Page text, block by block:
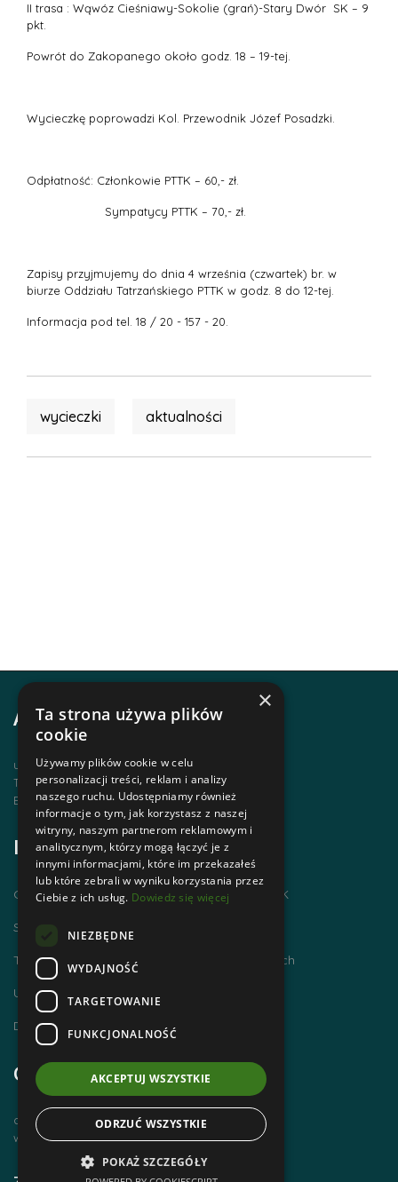
II trasa : Wąwóz Cieśniawy-Sokolie (grań)-Stary Dwór SK – 9
pkt.
Powrót do Zakopanego około godz. 18 – 19-tej.
Wycieczkę poprowadzi Kol. Przewodnik Józef Posadzki.
Odpłatność: Członkowie PTTK – 60,- zł.
Sympatycy PTTK – 70,- zł.
Zapisy przyjmujemy do dnia 4 września (czwartek) br. w
biurze Oddziału Tatrzańskiego PTTK w godz. 8 do 12-tej.
Informacja pod tel. 18 / 20 - 157 - 20.
wycieczki aktualności
Adres i kontakt
ul. Krupówki 12, 34-500 Zakopane
Telefon | +48 1820 630 12
Email | biuro@zakopanepttk.pl
Informacje
Chodzimy po górach i zdobywamy GOT PTTK
Szlaki Tatr Polskich
Tatrzańskie Centrum Szlaków Transgranicznych
Ubezpieczenie NNW dla członków PTTK
Dworzec Tatrzański
Godziny otwarcia
czynne od poniedziałku do piątku
w godz. 8 00 – 14 00
×
Ta strona używa plików
cookie
Używamy plików cookie w celu
personalizacji treści, reklam i analizy
naszego ruchu. Udostępniamy również
informacje o tym, jak korzystasz z naszej
witryny, naszym partnerom reklamowym i
analitycznym, którzy mogą łączyć je z
innymi informacjami, które im przekazałeś
lub które zebrali w wyniku korzystania przez
Ciebie z ich usług. Dowiedz się więcej
NIEZBĘDNE
WYDAJNOŚĆ
TARGETOWANIE
FUNKCJONALNOŚĆ
AKCEPTUJ WSZYSTKIE
ODRZUĆ WSZYSTKIE
POKAŻ SZCZEGÓŁY